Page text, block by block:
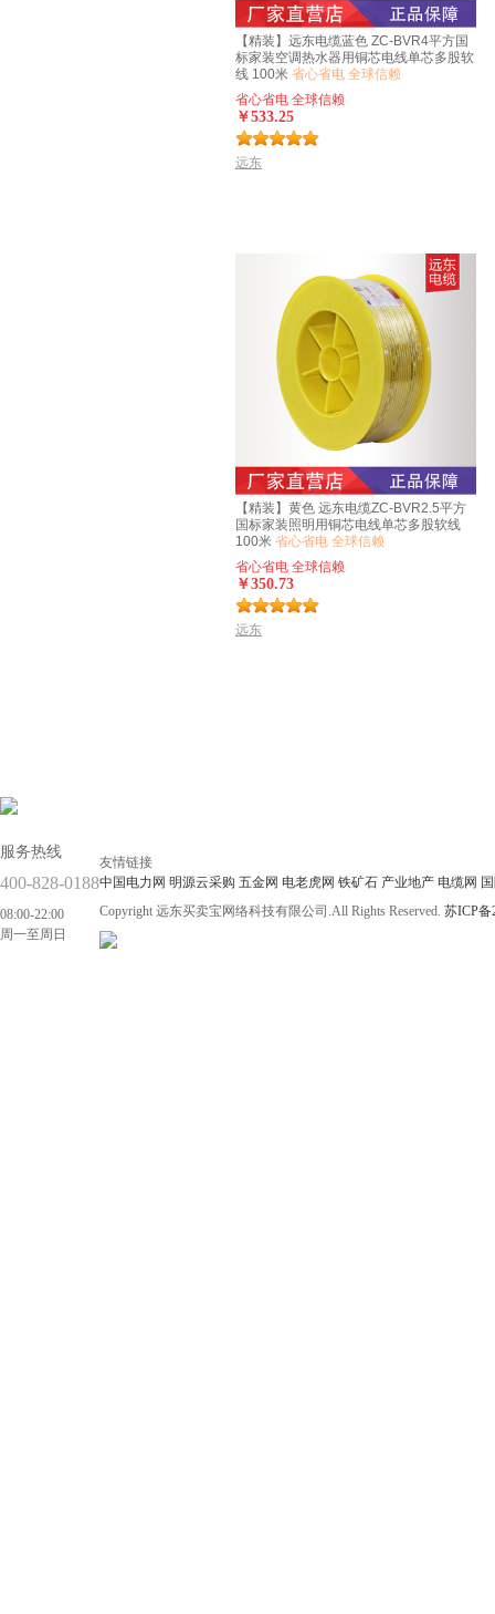
【精装】远东电缆蓝色 ZC-BVR4平方国
标家装空调热水器用铜芯电线单芯多股软
线 100米 省心省电 全球信赖
省心省电 全球信赖
￥533.25
远东
【精装】黄色 远东电缆ZC-BVR2.5平方
国标家装照明用铜芯电线单芯多股软线
100米 省心省电 全球信赖
省心省电 全球信赖
￥350.73
远东
服务热线
400-828-0188
08:00-22:00
周一至周日
友情链接
中国电力网 明源云采购 五金网 电老虎网 铁矿石 产业地产 电缆网
Copyright 远东买卖宝网络科技有限公司.All Rights Reserved. 苏ICP备